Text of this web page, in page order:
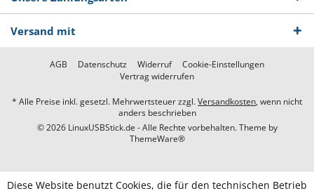
Versand mit
AGB Datenschutz Widerruf
Cookie-Einstellungen
Vertrag widerrufen
* Alle Preise inkl. gesetzl. Mehrwertsteuer zzgl.Versandkosten, wenn nicht
anders beschrieben
© 2026 LinuxUSBStick.de - Alle Rechte vorbehalten. Theme by
ThemeWare®
Diese Website benutzt Cookies, die für den technischen Betrieb